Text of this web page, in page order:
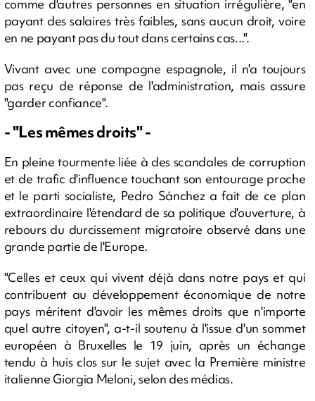
comme d'autres personnes en situation irrégulière, "en
payant des salaires très faibles, sans aucun droit, voire
en ne payant pas du tout dans certains cas...".
Vivant avec une compagne espagnole, il n'a toujours
pas reçu de réponse de l'administration, mais assure
"garder confiance".
- "Les mêmes droits" -
En pleine tourmente liée à des scandales de corruption
et de trafic d'influence touchant son entourage proche
et le parti socialiste, Pedro Sánchez a fait de ce plan
extraordinaire l'étendard de sa politique d'ouverture, à
rebours du durcissement migratoire observé dans une
grande partie de l'Europe.
"Celles et ceux qui vivent déjà dans notre pays et qui
contribuent au développement économique de notre
pays méritent d'avoir les mêmes droits que n'importe
quel autre citoyen", a-t-il soutenu à l'issue d'un sommet
européen à Bruxelles le 19 juin, après un échange
tendu à huis clos sur le sujet avec la Première ministre
italienne Giorgia Meloni, selon des médias.